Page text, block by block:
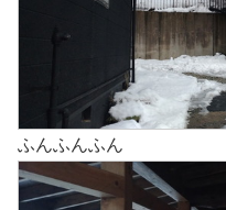
ふんふんふん